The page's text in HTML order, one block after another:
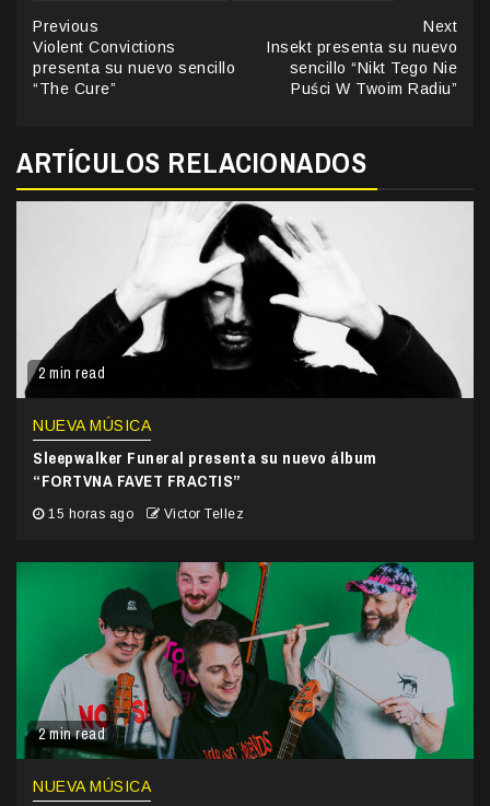
Continue
Reading
Previous
Violent Convictions
presenta su nuevo sencillo
“The Cure”
Next
Insekt presenta su nuevo
sencillo “Nikt Tego Nie
Puści W Twoim Radiu”
ARTÍCULOS RELACIONADOS
2 min read
NUEVA MÚSICA
Sleepwalker Funeral presenta su nuevo álbum
“FORTVNA FAVET FRACTIS”
15 horas ago Victor Tellez
2 min read
NUEVA MÚSICA